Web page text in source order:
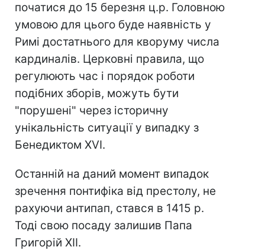
початися до 15 березня ц.р. Головною
умовою для цього буде наявність у
Римі достатнього для кворуму числа
кардиналів. Церковні правила, що
регулюють час і порядок роботи
подібних зборів, можуть бути
"порушені" через історичну
унікальність ситуації у випадку з
Бенедиктом XVI.
Останній на даний момент випадок
зречення понтифіка від престолу, не
рахуючи антипап, стався в 1415 р.
Тоді свою посаду залишив Папа
Григорій XII.